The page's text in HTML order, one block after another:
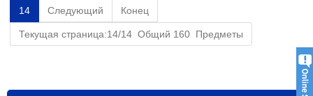
14 Следующий Конец
Текущая страница:14/14 Общий 160 Предметы